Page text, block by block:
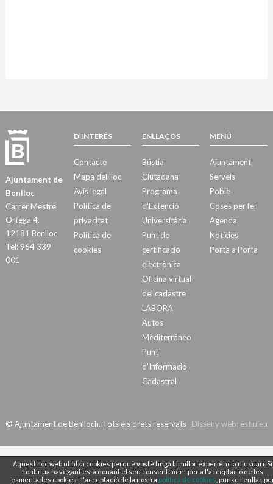
Ajuntament de
Benlloc
Carrer Mestre
Ortega 4.
12181 Benlloc
Tel: 964 339
001
D’INTERÉS
Contacte
Mapa del lloc
Avís legal
Política de
privacitat
Política de
cookies
ENLLAÇOS
Bústia
Ciutadana
Programa
d’Extenció
Universitària
Punt de
certificació
electrònica
Oficina virtual
del cadastre
LABORA
Autos
Mediterráneo
Punt
d’Informació
Cadastral
MENÚ
Ajuntament
Serveis
Poble
Coses per fer
Agenda
Notícies
Porta a Porta
Disseny web: estiu.eu
© Ajuntament de Benlloch. Tots els drets reservats
Aquest lloc web utilitza cookies perquè vostè tinga la millor experiència d'usuari. Si
continua navegant està donant el seu consentiment per a l'acceptació de les
esmentades cookies i l'acceptació de la nostra política de cookies , punxe l'enllaç